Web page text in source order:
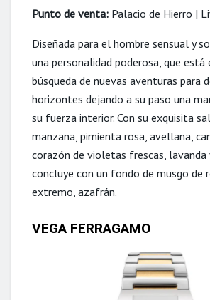
Punto de venta: Palacio de Hierro |
Diseñada para el hombre sensual y
una personalidad poderosa, que
búsqueda de nuevas aventuras para
horizontes dejando a su paso una
su fuerza interior. Con su exquisita
manzana, pimienta rosa, avellana,
corazón de violetas frescas, lavanda
concluye con un fondo de musgo de
extremo, azafrán.
VEGA FERRAGAMO